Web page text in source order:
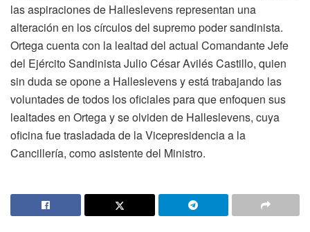
las aspiraciones de Halleslevens representan una
alteración en los círculos del supremo poder sandinista.
Ortega cuenta con la lealtad del actual Comandante Jefe
del Ejército Sandinista Julio César Avilés Castillo, quien
sin duda se opone a Halleslevens y está trabajando las
voluntades de todos los oficiales para que enfoquen sus
lealtades en Ortega y se olviden de Halleslevens, cuya
oficina fue trasladada de la Vicepresidencia a la
Cancillería, como asistente del Ministro.